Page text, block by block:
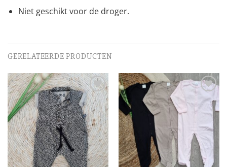
Niet geschikt voor de droger.
GERELATEERDE PRODUCTEN
Toevoegen
aan
wenslijst
Toevoegen
aan
wenslijst